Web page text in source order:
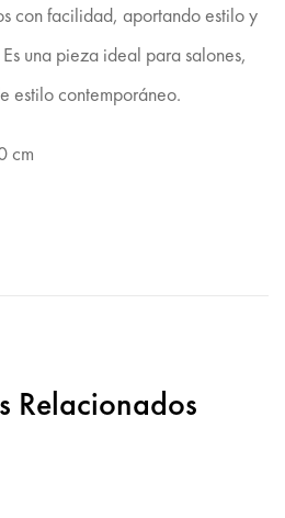
con facilidad, aportando estilo y
una pieza ideal para salones,
estilo contemporáneo.
cm
Relacionados